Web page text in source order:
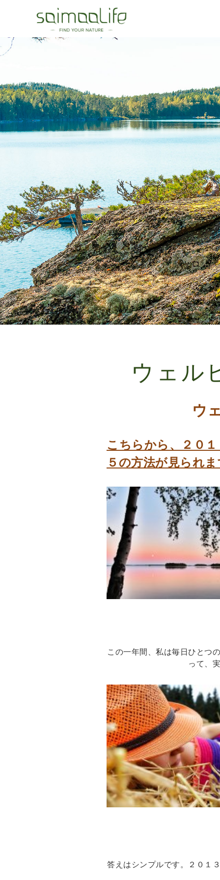
ウェル
ウ
こちらから、２０
５の方法が見られ
この一年間、私は毎日ひとつ
って、
答えはシンプルです。２０１